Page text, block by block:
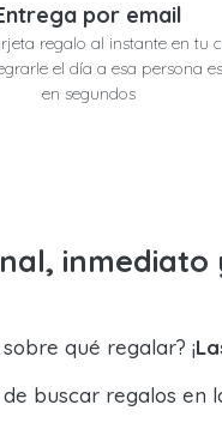
por email
regalo al instante en tu
el día a esa persona
en segundos
inmediato
qué regalar? ¡
buscar regalos en